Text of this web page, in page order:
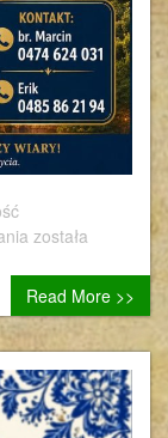
została
Read More >>